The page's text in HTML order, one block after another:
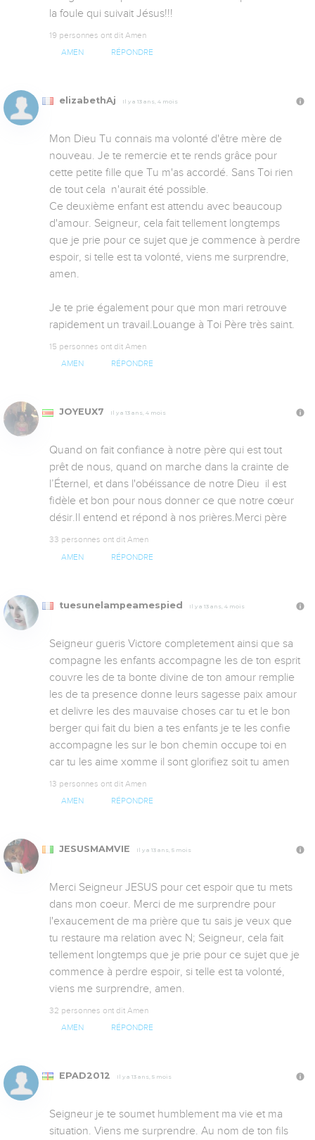
la foule qui suivait Jésus!!!
19 personnes ont dit Amen
AMEN RÉPONDRE
elizabethAj Il y a 13 ans, 4 mois
Mon Dieu Tu connais ma volonté d'être mère de
nouveau. Je te remercie et te rends grâce pour
cette petite fille que Tu m'as accordé. Sans Toi rien
de tout cela  n'aurait été possible.
Ce deuxième enfant est attendu avec beaucoup
d'amour. Seigneur, cela fait tellement longtemps
que je prie pour ce sujet que je commence à perdre
espoir, si telle est ta volonté, viens me surprendre,
amen.
Je te prie également pour que mon mari retrouve
rapidement un travail.Louange à Toi Père très saint.
15 personnes ont dit Amen
AMEN RÉPONDRE
JOYEUX7 Il y a 13 ans, 4 mois
Quand on fait confiance à notre père qui est tout
prêt de nous, quand on marche dans la crainte de
l’Éternel, et dans l'obéissance de notre Dieu  il est
fidèle et bon pour nous donner ce que notre cœur
désir.Il entend et répond à nos prières.Merci père
33 personnes ont dit Amen
AMEN RÉPONDRE
tuesunelampeamespied Il y a 13 ans, 4 mois
Seigneur gueris Victore completement ainsi que sa
compagne les enfants accompagne les de ton esprit
couvre les de ta bonte divine de ton amour remplie
les de ta presence donne leurs sagesse paix amour
et delivre les des mauvaise choses car tu et le bon
berger qui fait du bien a tes enfants je te les confie
accompagne les sur le bon chemin occupe toi en
car tu les aime xomme il sont glorifiez soit tu amen
13 personnes ont dit Amen
AMEN RÉPONDRE
JESUSMAMVIE Il y a 13 ans, 5 mois
Merci Seigneur JESUS pour cet espoir que tu mets
dans mon coeur. Merci de me surprendre pour
l'exaucement de ma prière que tu sais je veux que
tu restaure ma relation avec N; Seigneur, cela fait
tellement longtemps que je prie pour ce sujet que je
commence à perdre espoir, si telle est ta volonté,
viens me surprendre, amen.
32 personnes ont dit Amen
AMEN RÉPONDRE
EPAD2012 Il y a 13 ans, 5 mois
Seigneur je te soumet humblement ma vie et ma
situation. Viens me surprendre. Au nom de ton fils